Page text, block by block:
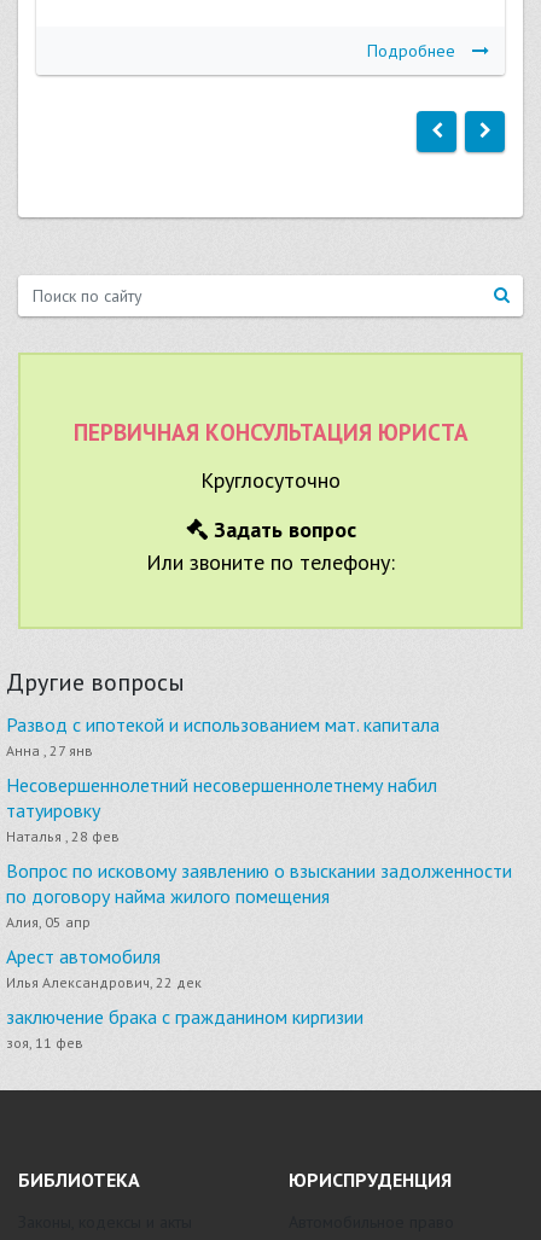
Подробнее
ПЕРВИЧНАЯ КОНСУЛЬТАЦИЯ ЮРИСТА
Круглосуточно
Задать вопрос
Или звоните по телефону:
Другие вопросы
Развод с ипотекой и использованием мат. капитала
Анна , 27 янв
Несовершеннолетний несовершеннолетнему набил
татуировку
Наталья , 28 фев
Вопрос по исковому заявлению о взыскании задолженности
по договору найма жилого помещения
Алия, 05 апр
Арест автомобиля
Илья Александрович, 22 дек
заключение брака с гражданином киргизии
зоя, 11 фев
БИБЛИОТЕКА ЮРИСПРУДЕНЦИЯ